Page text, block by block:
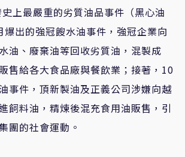
上最嚴重的劣質油品事件（黑心油
爆出的強冠餿水油事件，強冠企業向
油、廢棄油等回收劣質油，混製成
售給各大食品廠與餐飲業；接著，10
事件，頂新製油及正義公司涉嫌向越
飼料油，精煉後混充食用油販售，引
團的社會運動。